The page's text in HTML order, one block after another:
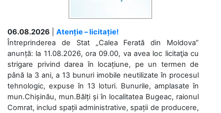
06.08.2026
Atenție – licitație!
Întreprinderea de Stat „Calea Ferată din Moldova”
anunță: la 11.08.2026, ora 09.00, va avea loc licitaţia cu
strigare privind darea în locațiune, pe un termen de
până la 3 ani, a 13 bunuri imobile neutilizate în procesul
tehnologic, expuse în 13 loturi. Bunurile, amplasate în
mun.Chișinău, mun.Bălți și în localitatea Bugeac, raionul
Comrat, includ spații administrative, spații de producere,